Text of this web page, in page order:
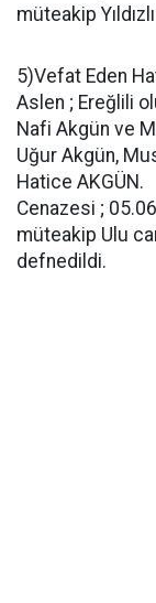
müteakip
5)Vefat Eden
Aslen ; Ereğlili
Nafi Akgün ve
Uğur Akgün,
Hatice AKGÜN.
Cenazesi ;
müteakip Ulu
defnedildi.